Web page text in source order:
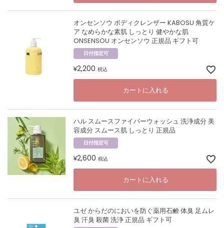
オンセンソウ ボディクレンザー KABOSU 角質ケ
ア なめらかな素肌 しっとり 健やかな肌
ONSENSOU オンセンソウ 正規品 ギフト可
日付指定可
¥2,200 税込
カートに入れる
ハル スムースファイバーウォッシュ 洗浄成分 美
容成分 スムース肌 しっとり 正規品
日付指定可
¥2,600 税込
カートに入れる
ユゼ からだのにおいを防ぐ薬用石鹸 体臭 足ムレ
臭 汗臭 殺菌 洗浄 正規品 ギフト可